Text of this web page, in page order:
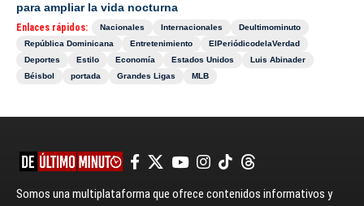
para ampliar la vida nocturna
Enlaces rápidos: Nacionales Internacionales
Deultimominuto
República Dominicana
Entretenimiento
ElPeriódicodelaVerdad
Deportes
Estilo Economía Estados Unidos
Luis Abinader
Béisbol
portada Grandes Ligas MLB
Somos una multiplataforma que ofrece contenidos informativos y